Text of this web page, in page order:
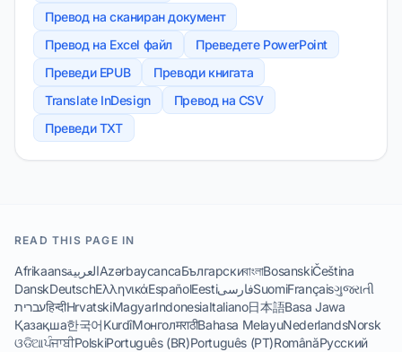
Превод на сканиран документ
Превод на Excel файл
Преведете PowerPoint
Преведи EPUB
Преводи книгата
Translate InDesign
Превод на CSV
Преведи TXT
READ THIS PAGE IN
AfrikaansالعربيةAzərbaycancaБългарскиবাংলাBosanskiČeština
DanskDeutschΕλληνικάEspañolEestiفارسیSuomiFrançaisગુજરાતી
עבריתहिन्दीHrvatskiMagyarIndonesiaItaliano日本語Basa Jawa
Қазақша한국어KurdîМонголमराठीBahasa MelayuNederlandsNorsk
ଓଡିଆਪੰਜਾਬੀPolskiPortuguês (BR)Português (PT)RomânăРусский